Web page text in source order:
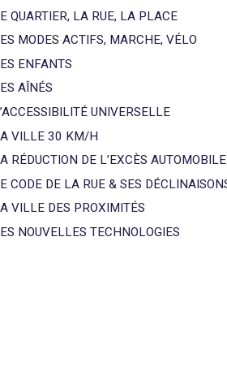
QUARTIER, LA RUE, LA PLACE
MODES ACTIFS, MARCHE, VÉLO
ENFANTS
AÎNÉS
UNIVERSELLE
VILLE 30 KM/H
RÉDUCTION DE L’EXCÈS AUTOMOBILE
CODE DE LA RUE & SES
VILLE DES PROXIMITÉS
NOUVELLES TECHNOLOGIES